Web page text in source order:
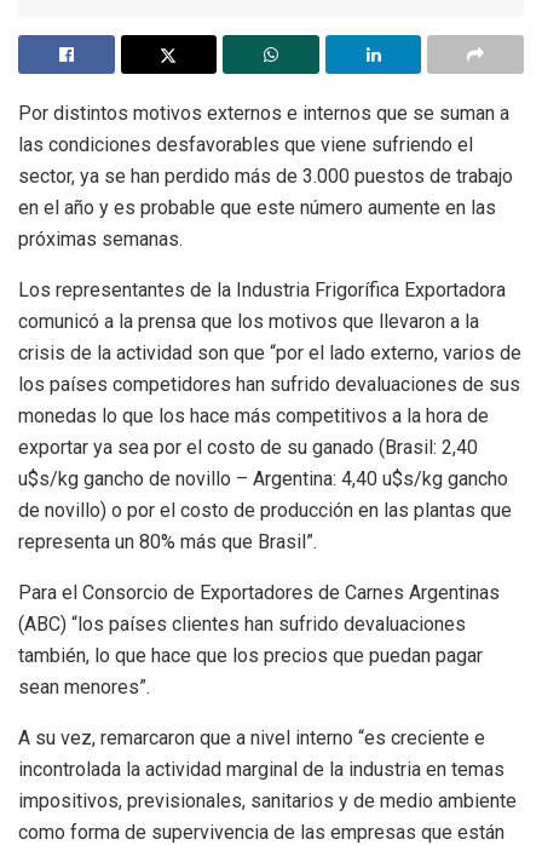
Por distintos motivos externos e internos que se suman a
las condiciones desfavorables que viene sufriendo el
sector, ya se han perdido más de 3.000 puestos de trabajo
en el año y es probable que este número aumente en las
próximas semanas.
Los representantes de la Industria Frigorífica Exportadora
comunicó a la prensa que los motivos que llevaron a la
crisis de la actividad son que “por el lado externo, varios de
los países competidores han sufrido devaluaciones de sus
monedas lo que los hace más competitivos a la hora de
exportar ya sea por el costo de su ganado (Brasil: 2,40
u$s/kg gancho de novillo – Argentina: 4,40 u$s/kg gancho
de novillo) o por el costo de producción en las plantas que
representa un 80% más que Brasil”.
Para el Consorcio de Exportadores de Carnes Argentinas
(ABC) “los países clientes han sufrido devaluaciones
también, lo que hace que los precios que puedan pagar
sean menores”.
A su vez, remarcaron que a nivel interno “es creciente e
incontrolada la actividad marginal de la industria en temas
impositivos, previsionales, sanitarios y de medio ambiente
como forma de supervivencia de las empresas que están